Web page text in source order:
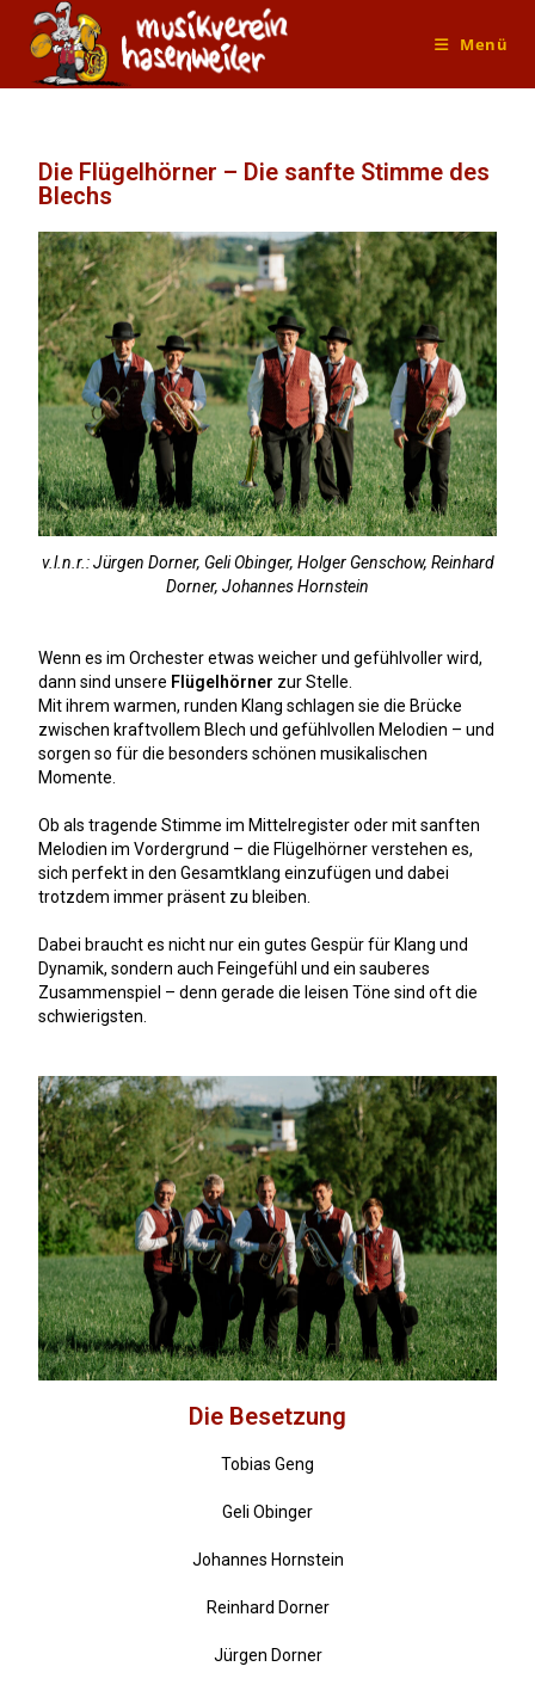
Menü
Die Flügelhörner – Die sanfte Stimme des
Blechs
v.l.n.r.: Jürgen Dorner, Geli Obinger, Holger Genschow, Reinhard
Dorner, Johannes Hornstein
Wenn es im Orchester etwas weicher und gefühlvoller wird,
dann sind unsere Flügelhörner zur Stelle.
Mit ihrem warmen, runden Klang schlagen sie die Brücke
zwischen kraftvollem Blech und gefühlvollen Melodien – und
sorgen so für die besonders schönen musikalischen
Momente.
Ob als tragende Stimme im Mittelregister oder mit sanften
Melodien im Vordergrund – die Flügelhörner verstehen es,
sich perfekt in den Gesamtklang einzufügen und dabei
trotzdem immer präsent zu bleiben.
Dabei braucht es nicht nur ein gutes Gespür für Klang und
Dynamik, sondern auch Feingefühl und ein sauberes
Zusammenspiel – denn gerade die leisen Töne sind oft die
schwierigsten.
Die Besetzung
Tobias Geng
Geli Obinger
Johannes Hornstein
Reinhard Dorner
Jürgen Dorner